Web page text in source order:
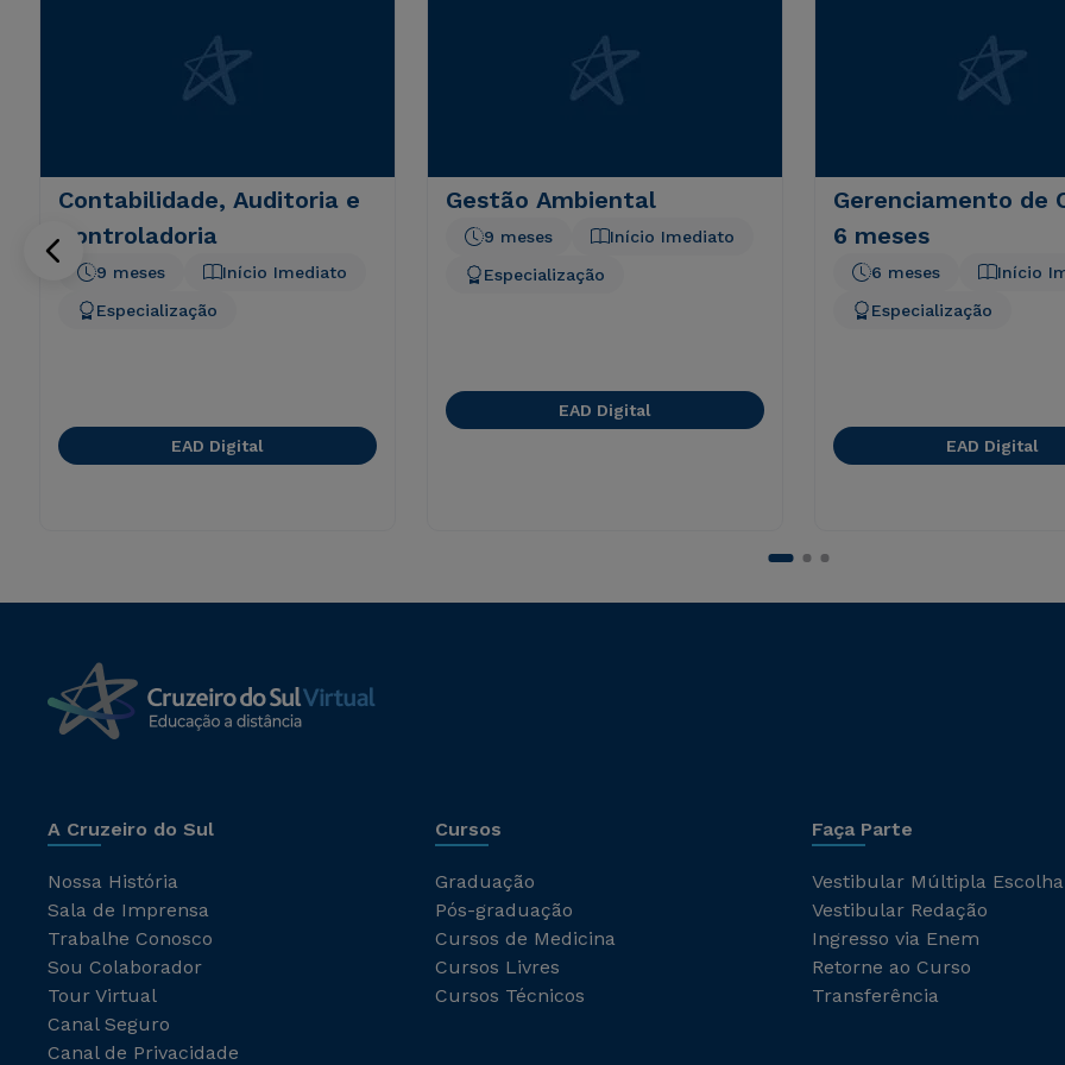
Contabilidade, Auditoria e
Controladoria
Início Imediato
9 meses
Especialização
EAD Digital
Gestão Ambiental
Início Imediato
9 meses
Especialização
EAD Digital
Gerenciamento de
6 meses
Início
6 meses
Especialização
EAD Digital
A Cruzeiro do Sul
Nossa História
Sala de Imprensa
Trabalhe Conosco
Sou Colaborador
Tour Virtual
Canal Seguro
Canal de Privacidade
Cursos
Graduação
Pós-graduação
Cursos de Medicina
Cursos Livres
Cursos Técnicos
Faça Parte
Vestibular Múltipla Escolha
Vestibular Redação
Ingresso via Enem
Retorne ao Curso
Transferência